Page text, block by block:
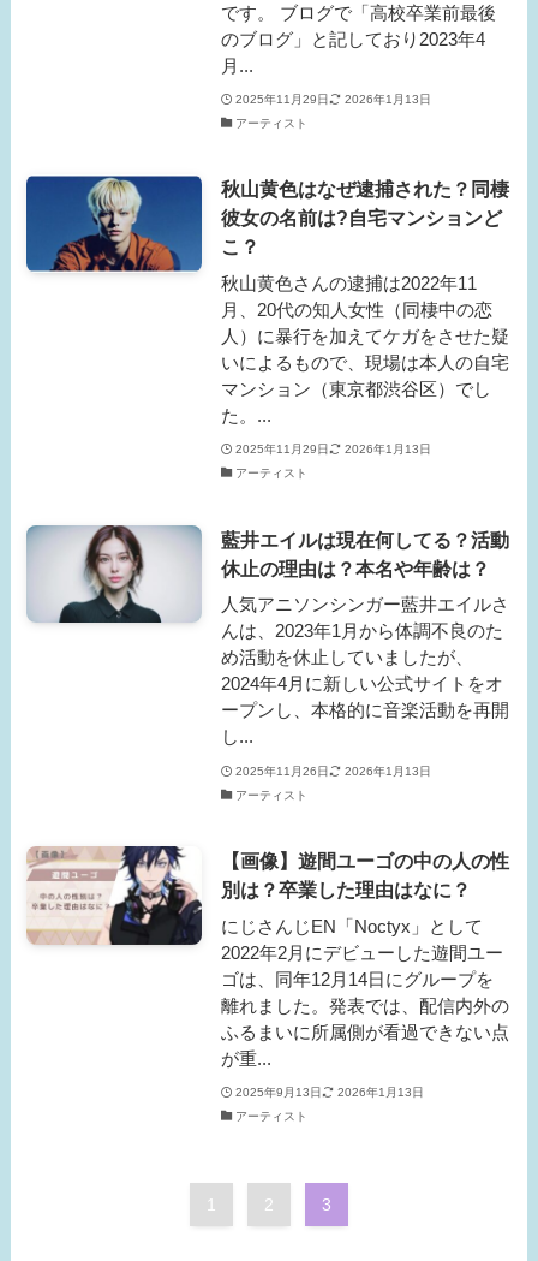
です。 ブログで「高校卒業前最後
のブログ」と記しており2023年4
月...
2025年11月29日
2026年1月13日
アーティスト
秋山黄色はなぜ逮捕された？同棲
彼女の名前は?自宅マンションど
こ？
秋山黄色さんの逮捕は2022年11
月、20代の知人女性（同棲中の恋
人）に暴行を加えてケガをさせた疑
いによるもので、現場は本人の自宅
マンション（東京都渋谷区）でし
た。...
2025年11月29日
2026年1月13日
アーティスト
藍井エイルは現在何してる？活動
休止の理由は？本名や年齢は？
人気アニソンシンガー藍井エイルさ
んは、2023年1月から体調不良のた
め活動を休止していましたが、
2024年4月に新しい公式サイトをオ
ープンし、本格的に音楽活動を再開
し...
2025年11月26日
2026年1月13日
アーティスト
【画像】遊間ユーゴの中の人の性
別は？卒業した理由はなに？
にじさんじEN「Noctyx」として
2022年2月にデビューした遊間ユー
ゴは、同年12月14日にグループを
離れました。発表では、配信内外の
ふるまいに所属側が看過できない点
が重...
2025年9月13日
2026年1月13日
アーティスト
1 2 3